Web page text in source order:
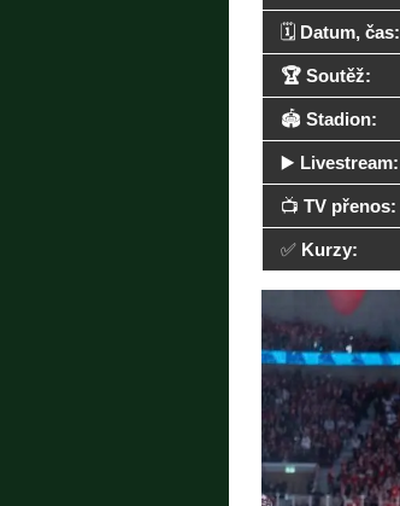
🗓️ Datum, čas:
🏆 Soutěž:
🏟️ Stadion:
▶️ Livestream:
📺 TV přenos:
✅ Kurzy: